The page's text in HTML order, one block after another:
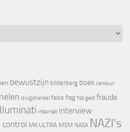
bewustzijn bilderberg boek censuur
drugshandel false flag fiat geld fraude
internet interview
control MK ULTRA MSM NASA NAZI's